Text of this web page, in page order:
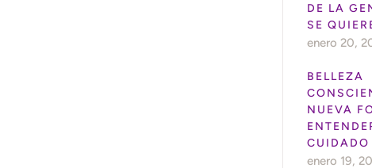
DE LA
SE
enero 20,
BELLEZA
NUEVA
CUIDADO
enero 19,